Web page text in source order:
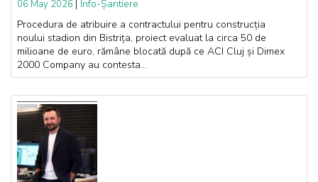
06 May 2026
Info-Șantiere
Procedura de atribuire a contractului pentru construcția
noului stadion din Bistrița, proiect evaluat la circa 50 de
milioane de euro, rămâne blocată după ce ACI Cluj și Dimex
2000 Company au contesta...